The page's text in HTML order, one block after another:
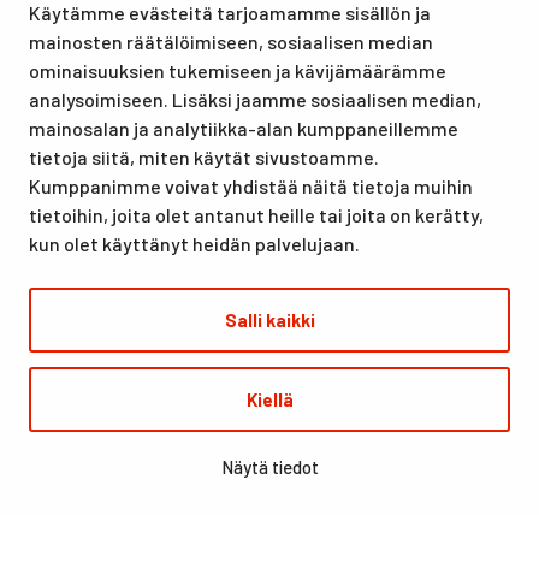
Käytämme evästeitä tarjoamamme sisällön ja
mainosten räätälöimiseen, sosiaalisen median
ominaisuuksien tukemiseen ja kävijämäärämme
analysoimiseen. Lisäksi jaamme sosiaalisen median,
mainosalan ja analytiikka-alan kumppaneillemme
tietoja siitä, miten käytät sivustoamme.
Kumppanimme voivat yhdistää näitä tietoja muihin
tietoihin, joita olet antanut heille tai joita on kerätty,
kun olet käyttänyt heidän palvelujaan.
Salli kaikki
Kiellä
Näytä tiedot
koulutus- ja vapaa-ajan keskus, joka tarjoaa puitteet niin
lomille, harrastuksille kuin kansainvälisen tason
urheilutapahtumillekin. Santasport on myös virallinen
olympiavalmennuskeskus lumi- ja jääurheilulajeissa sekä
taitovalmennuksessa.